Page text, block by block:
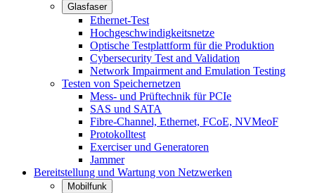
Glasfaser
Ethernet-Test
Hochgeschwindigkeitsnetze
Optische Testplattform für die Produktion
Cybersecurity Test and Validation
Network Impairment and Emulation Testing
Testen von Speichernetzen
Mess- und Prüftechnik für PCIe
SAS und SATA
Fibre-Channel, Ethernet, FCoE, NVMeoF
Protokolltest
Exerciser und Generatoren
Jammer
Bereitstellung und Wartung von Netzwerken
Mobilfunk